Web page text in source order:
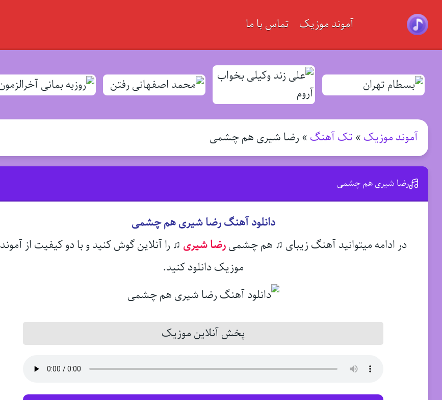
آموند موزیک تماس با ما
آموند موزیک » تک آهنگ » رضا شیری هم چشمی
رضا شیری هم چشمی
دانلود آهنگ رضا شیری هم چشمی
در ادامه میتوانید آهنگ زیبای ♫ هم چشمیرضا شیری ♫ را آنلاین گوش کنید و با دو کیفیت از آموند
موزیک دانلود کنید.
پخش آنلاین موزیک